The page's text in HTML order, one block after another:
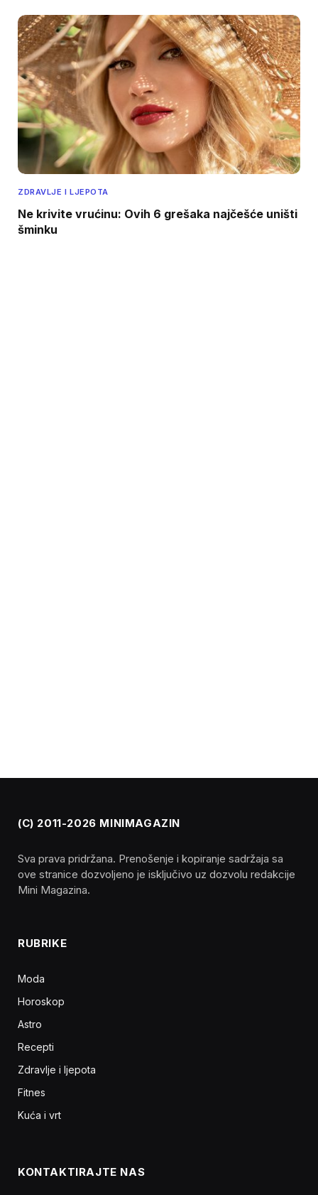
ZDRAVLJE I LJEPOTA
Ne krivite vrućinu: Ovih 6 grešaka najčešće uništi
šminku
(C) 2011-2026 MINIMAGAZIN
Sva prava pridržana. Prenošenje i kopiranje sadržaja sa
ove stranice dozvoljeno je isključivo uz dozvolu redakcije
Mini Magazina.
RUBRIKE
Moda
Horoskop
Astro
Recepti
Zdravlje i ljepota
Fitnes
Kuća i vrt
KONTAKTIRAJTE NAS